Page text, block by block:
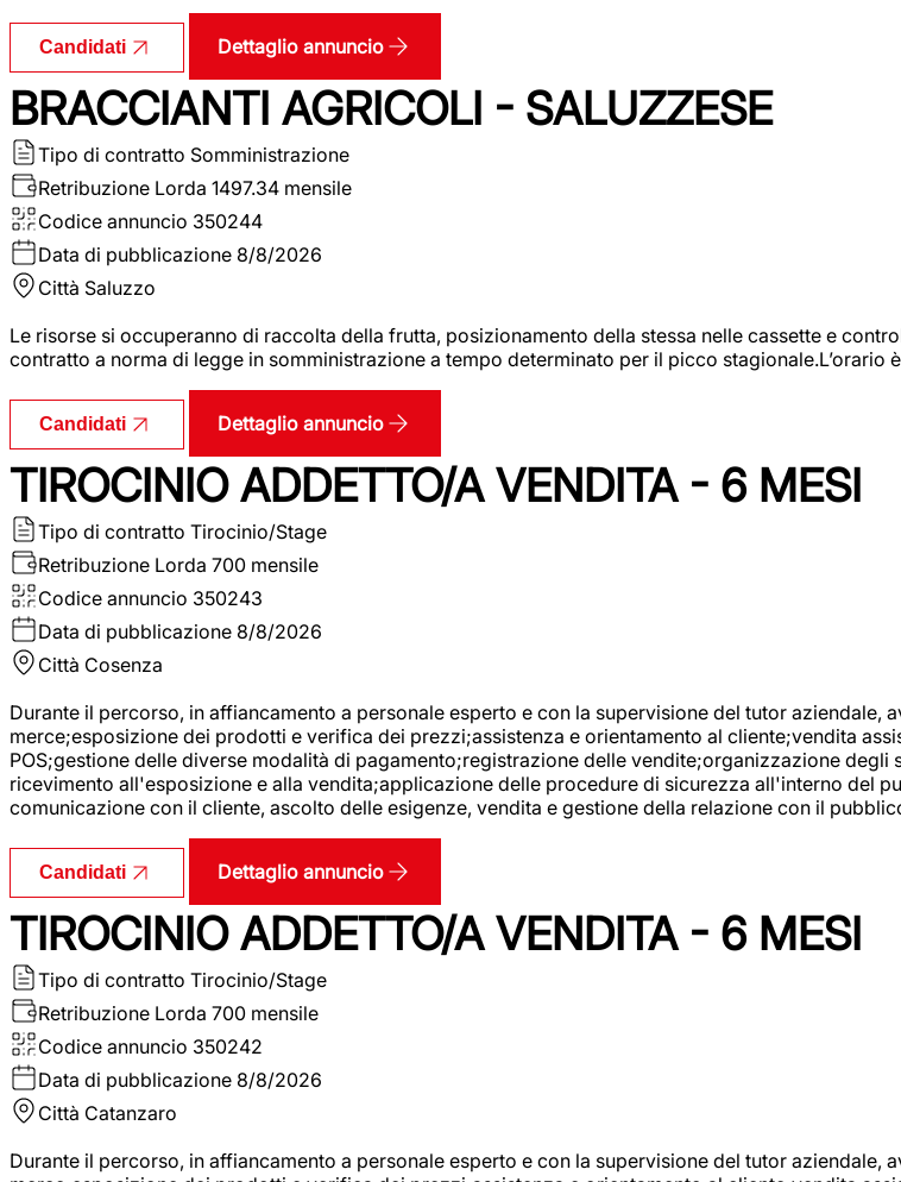
Candidati Dettaglio annuncio
BRACCIANTI AGRICOLI - SALUZZESE
Tipo di contratto Somministrazione
Retribuzione Lorda 1497.34 mensile
Codice annuncio 350244
Data di pubblicazione 8/8/2026
Città Saluzzo
Le risorse si occuperanno di raccolta della frutta, posizionamento della stessa nelle cassette e
contratto a norma di legge in somministrazione a tempo determinato per il picco stagionale.L’orario
Candidati Dettaglio annuncio
TIROCINIO ADDETTO/A VENDITA - 6 MESI
Tipo di contratto Tirocinio/Stage
Retribuzione Lorda 700 mensile
Codice annuncio 350243
Data di pubblicazione 8/8/2026
Città Cosenza
Durante il percorso, in affiancamento a personale esperto e con la supervisione del tutor
merce;esposizione dei prodotti e verifica dei prezzi;assistenza e orientamento al cliente;vendita
POS;gestione delle diverse modalità di pagamento;registrazione delle vendite;organizzazione
ricevimento all'esposizione e alla vendita;applicazione delle procedure di sicurezza all'interno del
comunicazione con il cliente, ascolto delle esigenze, vendita e gestione della relazione con il
Candidati Dettaglio annuncio
TIROCINIO ADDETTO/A VENDITA - 6 MESI
Tipo di contratto Tirocinio/Stage
Retribuzione Lorda 700 mensile
Codice annuncio 350242
Data di pubblicazione 8/8/2026
Città Catanzaro
Durante il percorso, in affiancamento a personale esperto e con la supervisione del tutor